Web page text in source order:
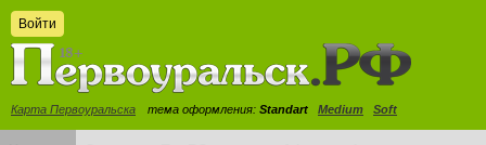
Войти
Карта Первоуральска тема оформления: Standart Medium Soft